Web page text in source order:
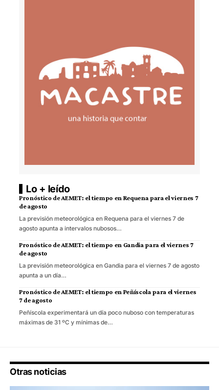
Lo + leído
Pronóstico de AEMET: el tiempo en Requena para el viernes 7
de agosto
La previsión meteorológica en Requena para el viernes 7 de
agosto apunta a intervalos nubosos…
Pronóstico de AEMET: el tiempo en Gandia para el viernes 7
de agosto
La previsión meteorológica en Gandia para el viernes 7 de agosto
apunta a un día…
Pronóstico de AEMET: el tiempo en Peñíscola para el viernes
7 de agosto
Peñíscola experimentará un día poco nuboso con temperaturas
máximas de 31 ºC y mínimas de…
Otras noticias